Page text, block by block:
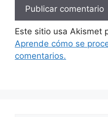
Este sitio usa Akismet
Aprende cómo se
comentarios.